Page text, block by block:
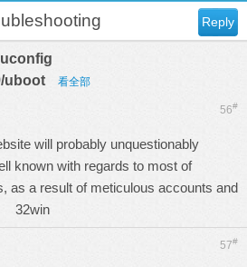
Reply
uboot
看全部
56#
will probably unquestionably
known with regards to most of
as a result of meticulous accounts and
32win
57#